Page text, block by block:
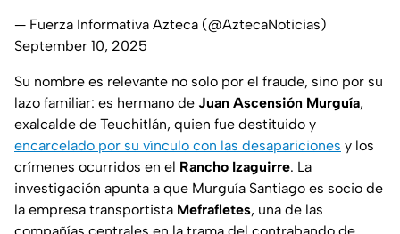
— Fuerza Informativa Azteca (@AztecaNoticias)
September 10, 2025
Su nombre es relevante no solo por el fraude, sino por su
lazo familiar: es hermano de Juan Ascensión Murguía,
exalcalde de Teuchitlán, quien fue destituido y
encarcelado por su vínculo con las desapariciones y los
crímenes ocurridos en el Rancho Izaguirre. La
investigación apunta a que Murguía Santiago es socio de
la empresa transportista Mefrafletes, una de las